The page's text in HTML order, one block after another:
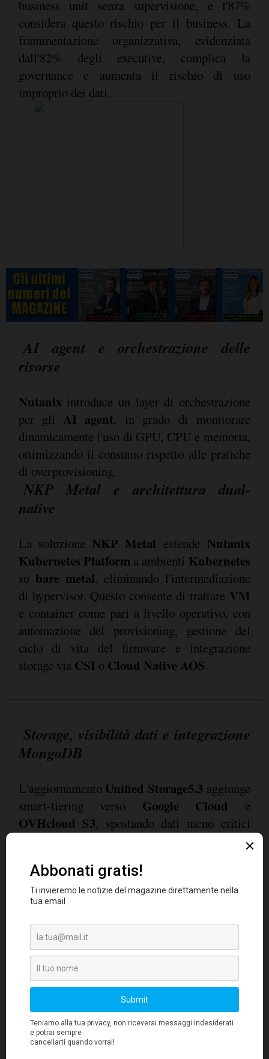
business unit senza supervisione, e l'87%
considera questo rischio per il business. La
frammentazione organizzativa, evidenziata
dall'82% degli executive, complica la
governance e aumenta il rischio di uso
improprio dei dati.
AI agent e orchestrazione delle
risorse
Nutanixintroduce un layer di orchestrazione
per gli AI agent, in grado di monitorare
dinamicamente l'uso di GPU, CPU e memoria,
ottimizzando il consumo rispetto alle pratiche
di overprovisioning.
NKP Metal e architettura dual-
native
La soluzione NKP Metal estende Nutanix
Kubernetes Platform a ambienti Kubernetes
su bare metal, eliminando l'intermediazione
di hypervisor. Questo consente di trattare VM
e container come pari a livello operativo, con
automazione del provisioning, gestione del
ciclo di vita del firmware e integrazione
storage via CSI o Cloud Native AOS.
Storage, visibilità dati e integrazione
MongoDB
L'aggiornamento Unified Storage5.3 aggiunge
smart-tiering verso Google Cloud e
OVHcloud S3, spostando dati meno critici
Data Lens2.0
anomalie in tempo reale, operando anche in
ambientiair-gap.
Nutanix Database Service (NDB)a
MongoDB Ops Manager, conNDB2.10per
MongoDB Enterprise Advanced . L'unione
automatizza provisioning, backup, restore e
gestione operativa, riducendo i
minuti e consentendo point-in-time recovery a
livello di singolo secondo grazie agli
MongoDB.